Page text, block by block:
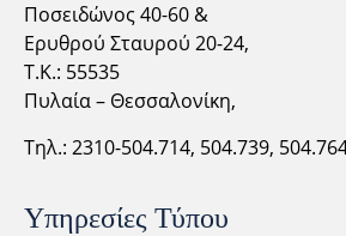
Ποσειδώνος 40-60 &
Ερυθρού Σταυρού 20-24,
Τ.Κ.: 55535
Πυλαία – Θεσσαλονίκη,
Τηλ.: 2310-504.714, 504.739,
Υπηρεσίες Τύπου